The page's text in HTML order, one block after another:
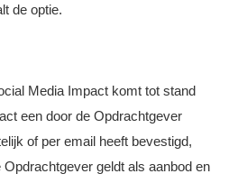
de optie.
Media Impact komt tot stand
een door de Opdrachtgever
of per email heeft bevestigd,
geldt als aanbod en